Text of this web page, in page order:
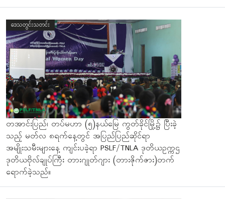
ဒေသတွင်းသတင်း
တအာင်းပြည်၊ တပ်မဟာ (၅)နယ်မြေ ကွတ်ခိုင်မြို့၌ ပြီးခဲ့
သည့် မတ်လ ၈ရက်နေ့တွင် အပြည်ပြည်ဆိုင်ရာ
အမျိုးသမီးများနေ့ ကျင်းပခဲ့ရာ PSLF/TNLA ဒုတိယဥက္ကဌ
ဒုတိယဗိုလ်ချုပ်ကြီး တားဂျုတ်ဂျား (တားဇိုက်ဇား)တက်
ရောက်ခဲ့သည်။